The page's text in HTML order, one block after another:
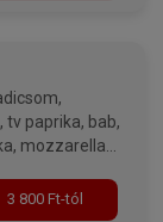
3 800 Ft-tól